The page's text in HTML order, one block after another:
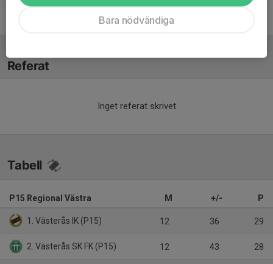
Tränare
Referat
Inget referat skrivet
Tabell
P15 Regional Västra M +/- P
1. Västerås IK (P15) 12 36 29
2. Västerås SK FK (P15) 12 43 28
Bara nödvändiga